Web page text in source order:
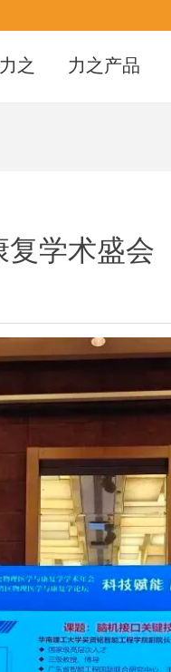
之 力之产品
复学术盛会